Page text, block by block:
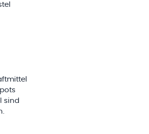
sind